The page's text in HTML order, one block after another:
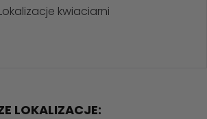
kwiaciarni
LOKALIZACJE: